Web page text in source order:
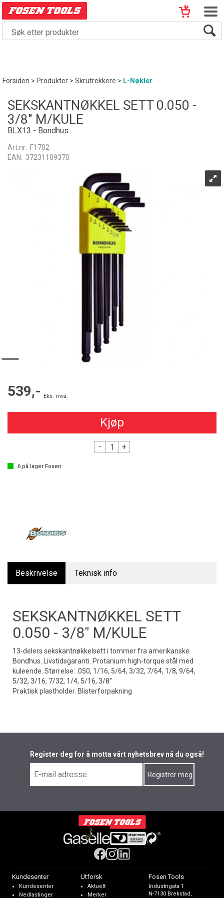
Forsiden>Produkter>Skrutrekkere> L-Nøkler
SEKSKANTNØKKEL SETT 0.050 -
3/8" M/KULE
BLX13 - Bondhus
Art.nr: F1702
EAN: 37231109370
539,- Eks. mva.
Kjøp
- +
6 på lager Fosen
Beskrivelse Teknisk info
SEKSKANTNØKKEL SETT
0.050 - 3/8" M/KULE
13-delers sekskantnøkkelsett i tommer fra amerikanske
Bondhus. Livstidsgaranti. Protanium high-torque stål med
kuleende. Størrelse: .050, 1/16, 5/64, 3/32, 7/64, 1/8, 9/64,
5/32, 3/16, 7/32, 1/4, 5/16, 3/8”
Praktisk plastholder. Blisterforpakning
Register deg for å motta vårt nyhetsbrev nå du også!
Kundesenter
Kundesenter
Nedlastinger
Utforsk
Aktuelt
Merker
Fosen Tools
Industrigata 1
N-7130 Brekstad,